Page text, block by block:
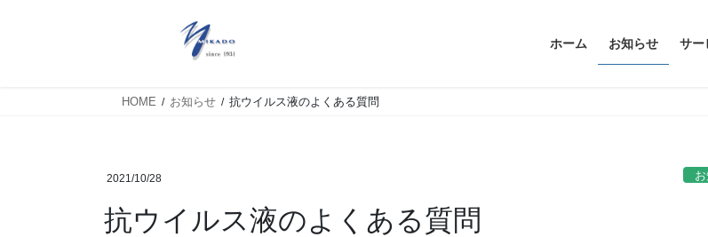
ホーム お知らせ サー
HOME お知らせ 抗ウイルス液のよくある質問
2021/10/28
抗ウイルス液のよくある質問